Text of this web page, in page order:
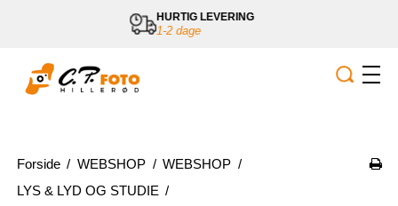
Forside / WEBSHOP / WEBSHOP /
LYS & LYD OG STUDIE /